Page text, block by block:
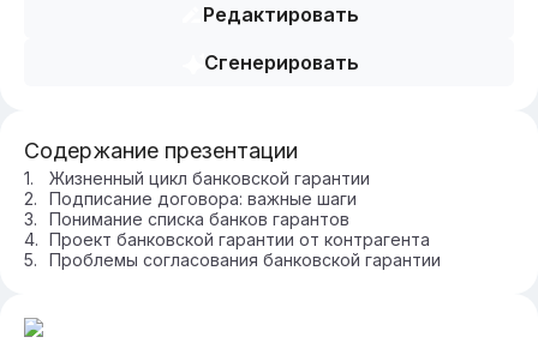
Редактировать
Сгенерировать
Содержание презентации
Жизненный цикл банковской гарантии
Подписание договора: важные шаги
Понимание списка банков гарантов
Проект банковской гарантии от контрагента
Проблемы согласования банковской гарантии